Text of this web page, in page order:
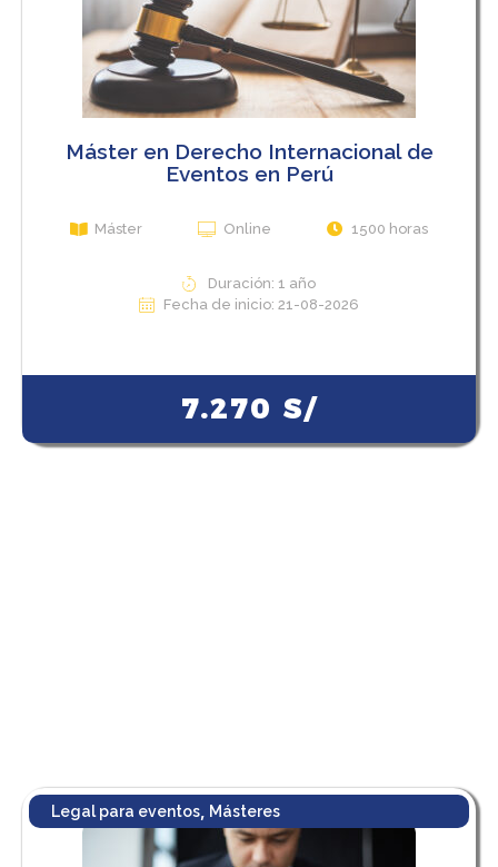
Máster en Derecho Internacional de
Eventos en Perú
Máster Online 1500 horas
Duración: 1 año
Fecha de inicio: 21-08-2026
7.270 S/
Legal para eventos Másteres